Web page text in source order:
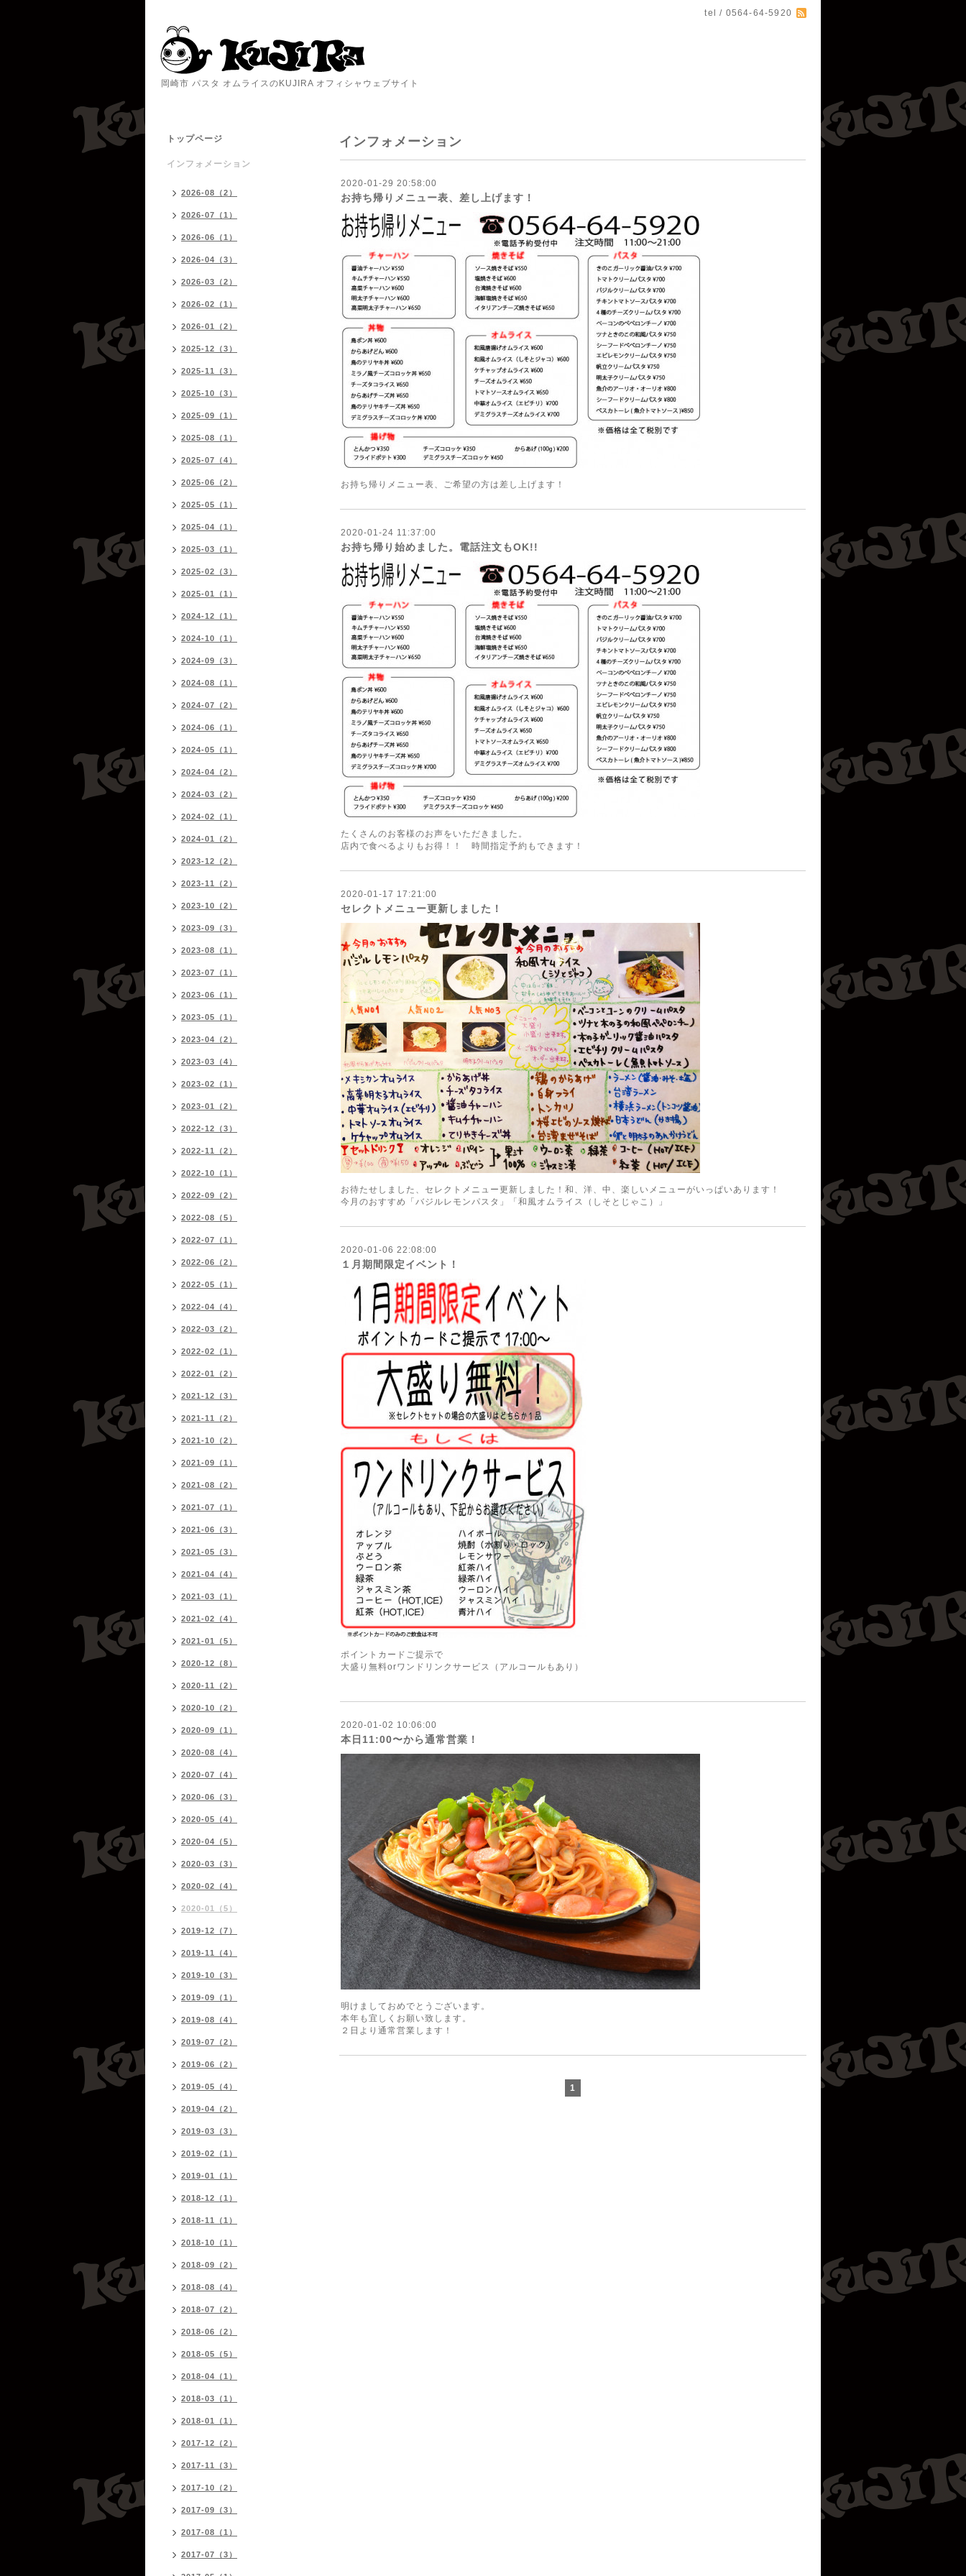
tel / 0564-64-5920
岡崎市 パスタ オムライスのKUJIRA オフィシャウェブサイト
インフォメーション
2020-01-29 20:58:00
お持ち帰りメニュー表、差し上げます！
お持ち帰りメニュー表、ご希望の方は差し上げます！
2020-01-24 11:37:00
お持ち帰り始めました。電話注文もOK!!
たくさんのお客様のお声をいただきました。
店内で食べるよりもお得！！ 時間指定予約もできます！
2020-01-17 17:21:00
セレクトメニュー更新しました！
お待たせしました、セレクトメニュー更新しました！和、洋、中、楽しいメニューがいっぱいあります！
今月のおすすめ「バジルレモンパスタ」「和風オムライス（しそとじゃこ）」
2020-01-06 22:08:00
１月期間限定イベント！
ポイントカードご提示で
大盛り無料orワンドリンクサービス（アルコールもあり）
2020-01-02 10:06:00
本日11:00〜から通常営業！
明けましておめでとうございます。
本年も宜しくお願い致します。
２日より通常営業します！
1
トップページ
インフォメーション
2026-08（2）
2026-07（1）
2026-06（1）
2026-04（3）
2026-03（2）
2026-02（1）
2026-01（2）
2025-12（3）
2025-11（3）
2025-10（3）
2025-09（1）
2025-08（1）
2025-07（4）
2025-06（2）
2025-05（1）
2025-04（1）
2025-03（1）
2025-02（3）
2025-01（1）
2024-12（1）
2024-10（1）
2024-09（3）
2024-08（1）
2024-07（2）
2024-06（1）
2024-05（1）
2024-04（2）
2024-03（2）
2024-02（1）
2024-01（2）
2023-12（2）
2023-11（2）
2023-10（2）
2023-09（3）
2023-08（1）
2023-07（1）
2023-06（1）
2023-05（1）
2023-04（2）
2023-03（4）
2023-02（1）
2023-01（2）
2022-12（3）
2022-11（2）
2022-10（1）
2022-09（2）
2022-08（5）
2022-07（1）
2022-06（2）
2022-05（1）
2022-04（4）
2022-03（2）
2022-02（1）
2022-01（2）
2021-12（3）
2021-11（2）
2021-10（2）
2021-09（1）
2021-08（2）
2021-07（1）
2021-06（3）
2021-05（3）
2021-04（4）
2021-03（1）
2021-02（4）
2021-01（5）
2020-12（8）
2020-11（2）
2020-10（2）
2020-09（1）
2020-08（4）
2020-07（4）
2020-06（3）
2020-05（4）
2020-04（5）
2020-03（3）
2020-02（4）
2020-01（5）
2019-12（7）
2019-11（4）
2019-10（3）
2019-09（1）
2019-08（4）
2019-07（2）
2019-06（2）
2019-05（4）
2019-04（2）
2019-03（3）
2019-02（1）
2019-01（1）
2018-12（1）
2018-11（1）
2018-10（1）
2018-09（2）
2018-08（4）
2018-07（2）
2018-06（2）
2018-05（5）
2018-04（1）
2018-03（1）
2018-01（1）
2017-12（2）
2017-11（3）
2017-10（2）
2017-09（3）
2017-08（1）
2017-07（3）